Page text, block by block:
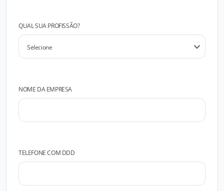
QUAL SUA PROFISSÃO?
NOME DA EMPRESA
TELEFONE COM DDD